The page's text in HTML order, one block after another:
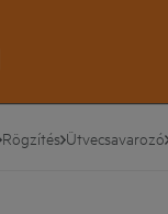
Rögzítés Ütvecsavarozó